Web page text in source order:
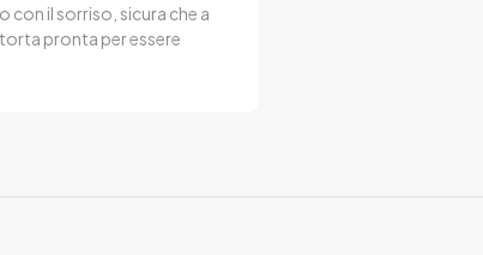
il sorriso, sicura che a
pronta per essere